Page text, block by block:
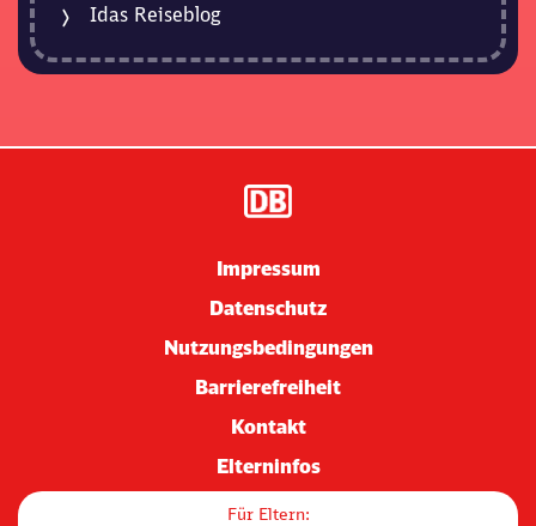
Idas Reiseblog
Impressum
Datenschutz
Nutzungsbedingungen
Barrierefreiheit
Kontakt
Elterninfos
Für Eltern: